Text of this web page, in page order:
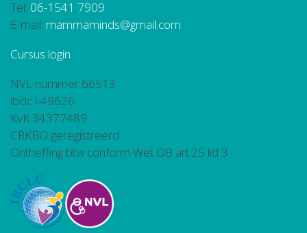
Tel: 06-1541 7909
E-mail: mammaminds@gmail.com
Cursus login
NVL nummer 66513
ibclc l-49626
KvK 34377489
CRKBO geregistreerd
Ontheffing btw conform Wet OB art.25 lid 3